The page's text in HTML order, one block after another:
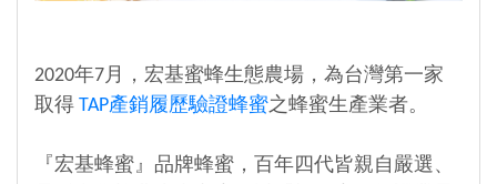
2020年7月，宏基蜜蜂生態農場，為台灣第一家
取得 TAP產銷履歷驗證蜂蜜之蜂蜜生產業者。
『宏基蜂蜜』品牌蜂蜜，百年四代皆親自嚴選、